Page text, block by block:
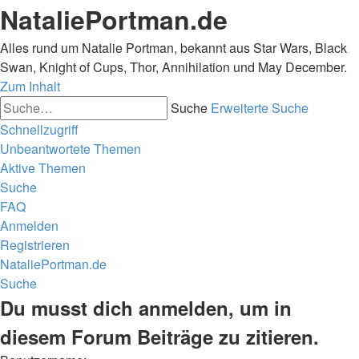
NataliePortman.de
Alles rund um Natalie Portman, bekannt aus Star Wars, Black
Swan, Knight of Cups, Thor, Annihilation und May December.
Zum Inhalt
Suche Erweiterte Suche
Schnellzugriff
Unbeantwortete Themen
Aktive Themen
Suche
FAQ
Anmelden
Registrieren
NataliePortman.de
Suche
Du musst dich anmelden, um in
diesem Forum Beiträge zu zitieren.